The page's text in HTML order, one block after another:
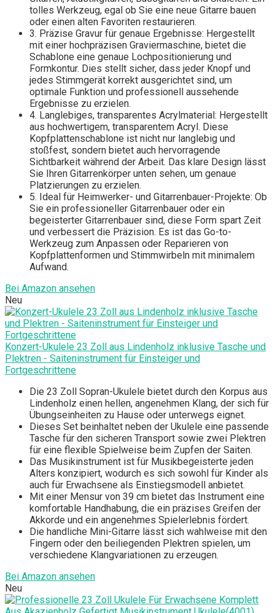
tolles Werkzeug, egal ob Sie eine neue Gitarre bauen
oder einen alten Favoriten restaurieren.
3. Präzise Gravur für genaue Ergebnisse: Hergestellt
mit einer hochpräzisen Graviermaschine, bietet die
Schablone eine genaue Lochpositionierung und
Formkontur. Dies stellt sicher, dass jeder Knopf und
jedes Stimmgerät korrekt ausgerichtet sind, um
optimale Funktion und professionell aussehende
Ergebnisse zu erzielen.
4. Langlebiges, transparentes Acrylmaterial: Hergestellt
aus hochwertigem, transparentem Acryl. Diese
Kopfplattenschablone ist nicht nur langlebig und
stoßfest, sondern bietet auch hervorragende
Sichtbarkeit während der Arbeit. Das klare Design lässt
Sie Ihren Gitarrenkörper unten sehen, um genaue
Platzierungen zu erzielen.
5. Ideal für Heimwerker- und Gitarrenbauer-Projekte: Ob
Sie ein professioneller Gitarrenbauer oder ein
begeisterter Gitarrenbauer sind, diese Form spart Zeit
und verbessert die Präzision. Es ist das Go-to-
Werkzeug zum Anpassen oder Reparieren von
Kopfplattenformen und Stimmwirbeln mit minimalem
Aufwand.
Bei Amazon ansehen
Neu
Konzert-Ukulele 23 Zoll aus Lindenholz inklusive Tasche und
Plektren - Saiteninstrument für Einsteiger und
Fortgeschrittene
Die 23 Zoll Sopran-Ukulele bietet durch den Korpus aus
Lindenholz einen hellen, angenehmen Klang, der sich für
Übungseinheiten zu Hause oder unterwegs eignet.
Dieses Set beinhaltet neben der Ukulele eine passende
Tasche für den sicheren Transport sowie zwei Plektren
für eine flexible Spielweise beim Zupfen der Saiten.
Das Musikinstrument ist für Musikbegeisterte jeden
Alters konzipiert, wodurch es sich sowohl für Kinder als
auch für Erwachsene als Einstiegsmodell anbietet.
Mit einer Mensur von 39 cm bietet das Instrument eine
komfortable Handhabung, die ein präzises Greifen der
Akkorde und ein angenehmes Spielerlebnis fördert.
Die handliche Mini-Gitarre lässt sich wahlweise mit den
Fingern oder den beiliegenden Plektren spielen, um
verschiedene Klangvariationen zu erzeugen.
Bei Amazon ansehen
Neu